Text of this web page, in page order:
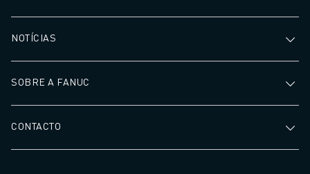
NOTÍCIAS
SOBRE A FANUC
CONTACTO